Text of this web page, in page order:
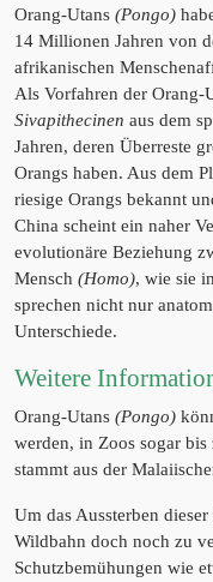
Orang-Utans (Pongo)
14 Millionen Jahren von
afrikanischen
Als Vorfahren der Orang-
Sivapithecinen aus dem
Jahren, deren Überreste
Orangs haben. Aus dem
riesige Orangs bekannt
China scheint ein naher
evolutionäre Beziehung
Mensch (Homo), wie sie
sprechen nicht nur
Unterschiede.
Weitere
Orang-Utans (Pongo)
werden, in Zoos sogar
stammt aus der
Um das Aussterben
Wildbahn doch noch zu
Schutzbemühungen wie